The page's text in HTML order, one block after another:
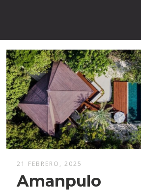
21 FEBRERO, 2025
Amanpulo